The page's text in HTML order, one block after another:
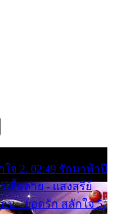
จ 2. 02:49 รักมาห้าปี
เสื้อลาย - แสงสุรีย์
น - ยอดรัก สลักใจ 5.